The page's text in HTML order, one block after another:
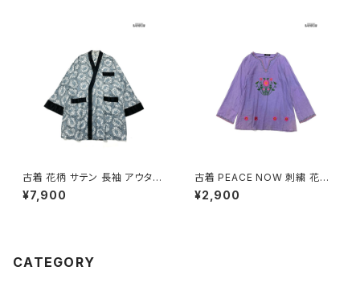
古着 花柄 サテン 長袖 アウター
羽織り 水色 (ttu2501122)
¥7,900
古着 PEACE NOW 刺繍 花柄
コットン 長袖 ブラウス 紫 (ttu2
501035)
¥2,900
CATEGORY